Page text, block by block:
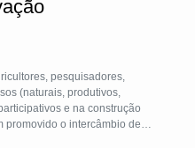
pesquisadores,
(naturais, produtivos,
e na construção
promovido o intercâmbio de